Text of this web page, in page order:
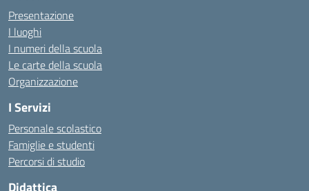
Presentazione
I luoghi
I numeri della scuola
Le carte della scuola
Organizzazione
I Servizi
Personale scolastico
Famiglie e studenti
Percorsi di studio
Didattica